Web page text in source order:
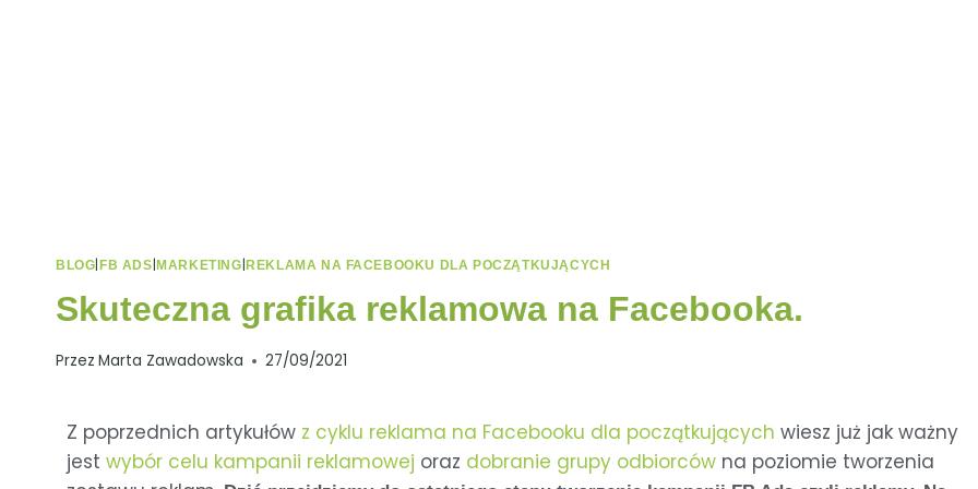
BLOG FB ADS |MARKETING |REKLAMA NA FACEBOOKU DLA POCZĄTKUJĄCYCH
Skuteczna grafika reklamowa na Facebooka.
Przez Marta Zawadowska 27/09/2021
Z poprzednich artykułów z cyklu reklama na Facebooku dla początkujących wiesz już jak ważny
jest wybór celu kampanii reklamowej oraz dobranie grupy odbiorców na poziomie tworzenia